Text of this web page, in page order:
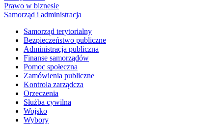
Prawo w biznesie
Samorząd i administracja
Samorząd terytorialny
Bezpieczeństwo publiczne
Administracja publiczna
Finanse samorządów
Pomoc społeczna
Zamówienia publiczne
Kontrola zarządcza
Orzeczenia
Służba cywilna
Wojsko
Wybory